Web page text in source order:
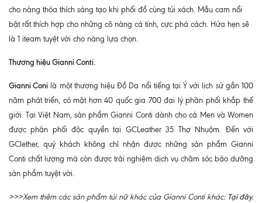
cho nàng thỏa thích sáng tạo khi phối đồ cùng túi xách. Mầu cam nổi
bật rất thích hợp cho những cô nàng cá tính, cực phá cách. Hứa hẹn sẽ
là 1 iteam tuyệt vời cho nàng lựa chọn.
Thương hiệu Gianni Conti.
Gianni Coni là một thương hiệu Đồ Da nổi tiếng tại Ý với lịch sử gần 100
năm phát triển, có mặt hơn 40 quốc gia 700 đại lý phân phối khắp thế
giới. Tại Việt Nam, sản phẩm Gianni Conti dành cho cả Men và Women
được phân phối độc quyền tại GCLeather 35 Thợ Nhuộm. Đến với
GClether, quý khách không chỉ nhận được những sản phẩm Gianni
Conti chất lượng mà còn được trải nghiệm dịch vụ chăm sóc bảo dưỡng
sản phẩm tuyệt vời.
>>>Xem thêm các sản phẩm túi nữ khác của Gianni Conti khác: Tại đây.